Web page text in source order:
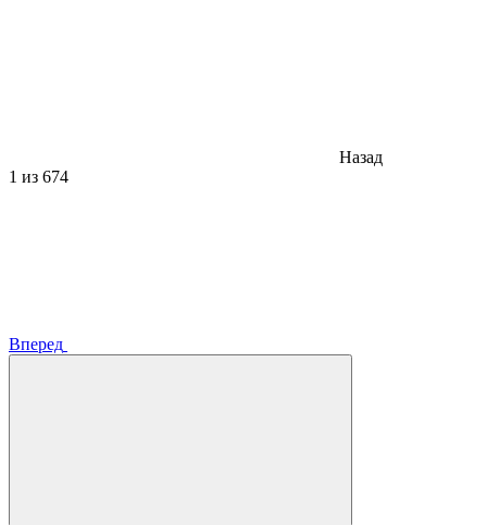
Назад
1 из 674
Вперед